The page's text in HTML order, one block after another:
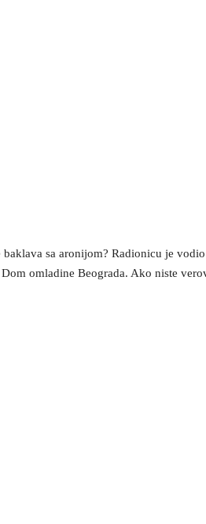
sa aronijom? Radionicu je
omladine Beograda. Ako niste